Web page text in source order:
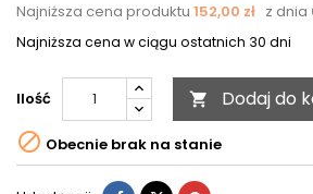
Najniższa cena produktu 152,00 zł z dnia
Najniższa cena w ciągu ostatnich 30 dni
Ilość  Dodaj do
 Obecnie brak na stanie